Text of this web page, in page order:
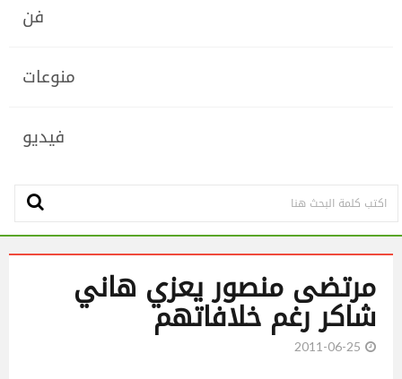
فن
منوعات
فيديو
مرتضى منصور يعزي هاني
شاكر رغم خلافاتهم
2011-06-25